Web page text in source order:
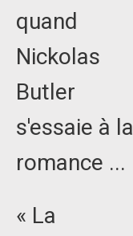
quand
Nickolas
Butler
s'essaie à la
romance ...
« La